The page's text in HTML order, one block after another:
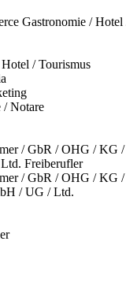
Gastronomie / Hotel
/ Tourismus
/ Notare
/ GbR / OHG / KG /
Freiberufler
/ GbR / OHG / KG /
/ UG / Ltd.